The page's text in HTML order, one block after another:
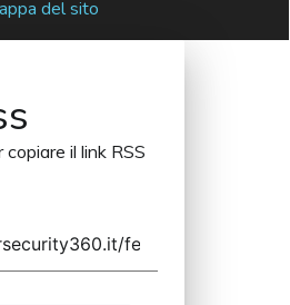
del sito
il link RSS